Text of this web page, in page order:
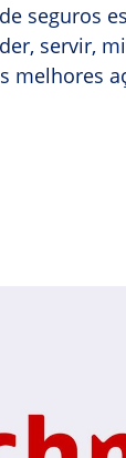
seguros
servir,
melhores